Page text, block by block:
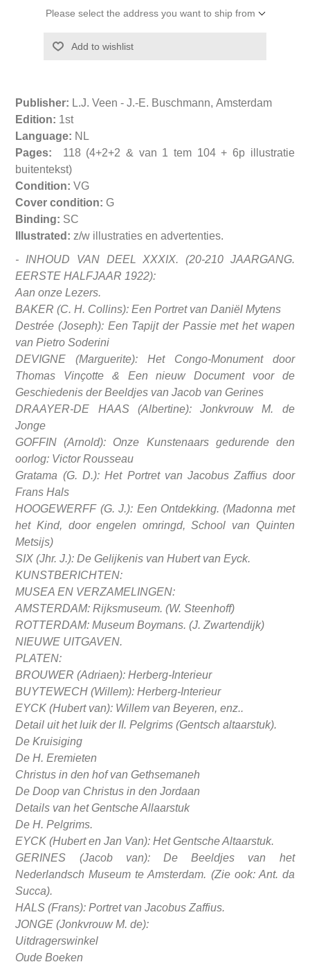
Please select the address you want to ship from
Publisher: L.J. Veen - J.-E. Buschmann, Amsterdam
Edition: 1st
Language: NL
Pages: 118 (4+2+2 & van 1 tem 104 + 6p illustratie
buitentekst)
Condition: VG
Cover condition: G
Binding: SC
Illustrated: z/w illustraties en advertenties.
- INHOUD VAN DEEL XXXIX. (20-210 JAARGANG.
EERSTE HALFJAAR 1922):
Aan onze Lezers.
BAKER (C. H. Collins): Een Portret van Daniël Mytens
Destrée (Joseph): Een Tapijt der Passie met het wapen
van Pietro Soderini
DEVIGNE (Marguerite): Het Congo-Monument door
Thomas Vinçotte & Een nieuw Document voor de
Geschiedenis der Beeldjes van Jacob van Gerines
DRAAYER-DE HAAS (Albertine): Jonkvrouw M. de
Jonge
GOFFIN (Arnold): Onze Kunstenaars gedurende den
oorlog: Victor Rousseau
Gratama (G. D.): Het Portret van Jacobus Zaffius door
Frans Hals
HOOGEWERFF (G. J.): Een Ontdekking. (Madonna met
het Kind, door engelen omringd, School van Quinten
Metsijs)
SIX (Jhr. J.): De Gelijkenis van Hubert van Eyck.
KUNSTBERICHTEN:
MUSEA EN VERZAMELINGEN:
AMSTERDAM: Rijksmuseum. (W. Steenhoff)
ROTTERDAM: Museum Boymans. (J. Zwartendijk)
NIEUWE UITGAVEN.
PLATEN:
BROUWER (Adriaen): Herberg-Interieur
BUYTEWECH (Willem): Herberg-Interieur
EYCK (Hubert van): Willem van Beyeren, enz..
Detail uit het luik der II. Pelgrims (Gentsch altaarstuk).
De Kruisiging
De H. Eremieten
Christus in den hof van Gethsemaneh
De Doop van Christus in den Jordaan
Details van het Gentsche Allaarstuk
De H. Pelgrims.
EYCK (Hubert en Jan Van): Het Gentsche Altaarstuk.
GERINES (Jacob van): De Beeldjes van het
Nederlandsch Museum te Amsterdam. (Zie ook: Ant. da
Succa).
HALS (Frans): Portret van Jacobus Zaffius.
JONGE (Jonkvrouw M. de):
Uitdragerswinkel
Oude Boeken